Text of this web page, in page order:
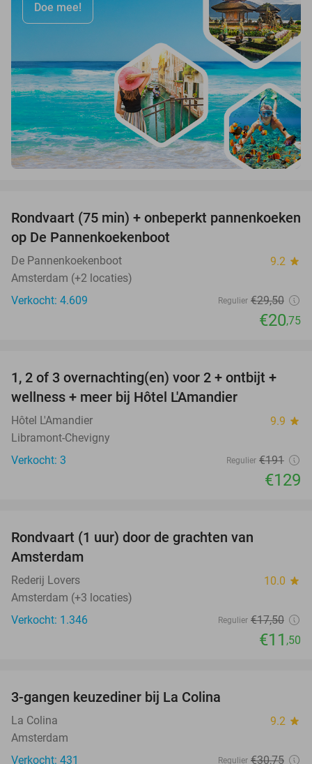
Doe mee!
30%
Rondvaart (75 min) + onbeperkt pannenkoeken
op De Pannenkoekenboot
De Pannenkoekenboot 9.2 star
Amsterdam (+2 locaties)
Verkocht: 4.609
Regulier €29,50
€20,75
32%
TODAY
1, 2 of 3 overnachting(en) voor 2 + ontbijt +
wellness + meer bij Hôtel L'Amandier
Hôtel L'Amandier 9.9 star
Libramont-Chevigny
Verkocht: 3
Regulier €191
€129
Rondvaart (1 uur) door de grachten van
Amsterdam
Rederij Lovers 10.0 star
Amsterdam (+3 locaties)
Verkocht: 1.346
Regulier €17,50
€11 ,50
3-gangen keuzediner bij La Colina
La Colina 9.2 star
Amsterdam
Verkocht: 431
Regulier €30,75